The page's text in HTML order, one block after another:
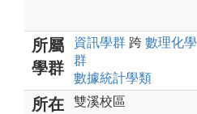
所屬
學群
資訊學群 跨 數理化學
群
數據統計學類
所在
雙溪校區